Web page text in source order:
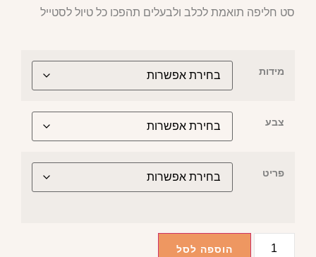
סט חליפה תואמת לכלב ולבעלים תהפכו כל טיול לסטייל
מידות
צבע
פריט
הוספה לסל